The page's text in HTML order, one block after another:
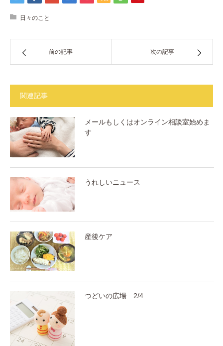
日々のこと
前の記事 次の記事
関連記事
メールもしくはオンライン相談室始めま
す
うれしいニュース
産後ケア
つどいの広場 2/4